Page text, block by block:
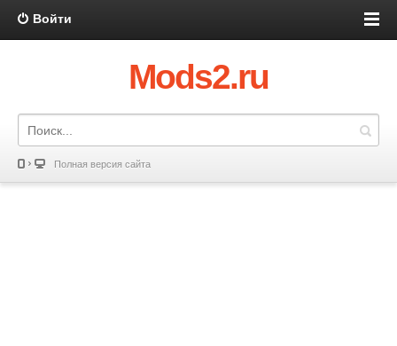
Войти
Mods2.ru
Полная версия сайта